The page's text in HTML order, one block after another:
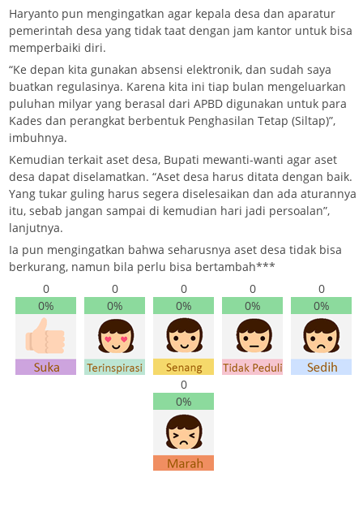
Haryanto pun mengingatkan agar kepala desa dan aparatur
pemerintah desa yang tidak taat dengan jam kantor untuk bisa
memperbaiki diri.
“Ke depan kita gunakan absensi elektronik, dan sudah saya
buatkan regulasinya. Karena kita ini tiap bulan mengeluarkan
puluhan milyar yang berasal dari APBD digunakan untuk para
Kades dan perangkat berbentuk Penghasilan Tetap (Siltap)”,
imbuhnya.
Kemudian terkait aset desa, Bupati mewanti-wanti agar aset
desa dapat diselamatkan. “Aset desa harus ditata dengan baik.
Yang tukar guling harus segera diselesaikan dan ada aturannya
itu, sebab jangan sampai di kemudian hari jadi persoalan”,
lanjutnya.
Ia pun mengingatkan bahwa seharusnya aset desa tidak bisa
berkurang, namun bila perlu bisa bertambah***
0
0%
0
0%
0
0%
0
0%
0
0%
0
0%